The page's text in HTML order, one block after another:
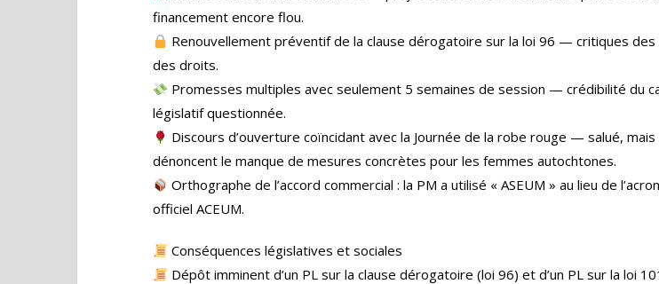
financement encore flou.
Renouvellement préventif de la clause dérogatoire sur la loi 96 — critiques
des droits.
Promesses multiples avec seulement 5 semaines de session — crédibilité du
législatif questionnée.
Discours d’ouverture coïncidant avec la Journée de la robe rouge — salué,
dénoncent le manque de mesures concrètes pour les femmes autochtones.
Orthographe de l’accord commercial : la PM a utilisé « ASEUM » au lieu de
officiel ACEUM.
Conséquences législatives et sociales
Dépôt imminent d’un PL sur la clause dérogatoire (loi 96) et d’un PL sur la loi